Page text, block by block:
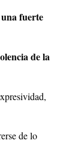
fuerte
de la
de lo